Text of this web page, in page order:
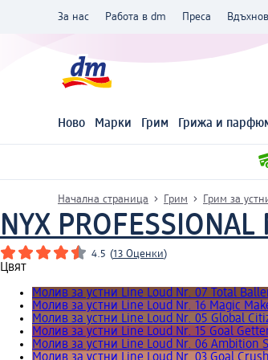
За нас Работа в dm Преса
Ново Марки Грим Грижа и
Начална страница Грим Грим за
NYX PROFESSIONAL
4.5 (13 Оценки)
Цвят
Молив за устни Line Loud Nr. 07 Total
Молив за устни Line Loud Nr. 16 Magic
Молив за устни Line Loud Nr. 05 Global
Молив за устни Line Loud Nr. 15 Goal
Молив за устни Line Loud Nr. 06 Ambition
Молив за устни Line Loud Nr. 03 Goal